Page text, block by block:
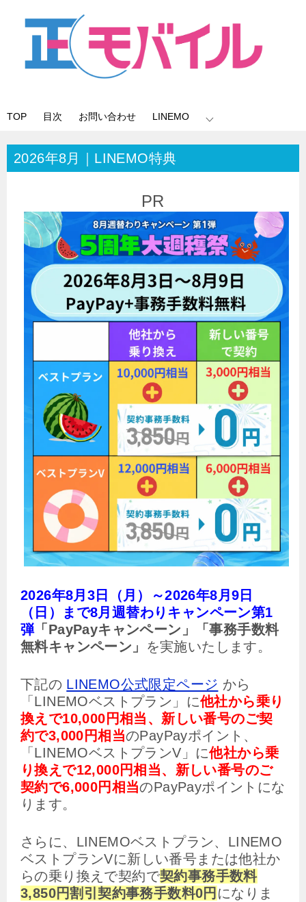
TOP 目次 お問い合わせ LINEMO
2026年8月｜LINEMO特典
PR
2026年8月3日（月）～2026年8月9日
（日）まで8月週替わりキャンペーン第1
弾「PayPayキャンペーン」「事務手数料
無料キャンペーン」
を実施いたします。
下記の LINEMO公式限定ページ から
「LINEMOベストプラン」に他社から乗り
換えで10,000円相当、新しい番号のご契
約で3,000円相当のPayPayポイント、
「LINEMOベストプランV」に他社から乗
り換えで12,000円相当、新しい番号のご
契約で6,000円相当のPayPayポイントにな
ります。
さらに、LINEMOベストプラン、LINEMO
ベストプランVに新しい番号または他社か
らの乗り換えで契約で契約事務手数料
3,850円割引契約事務手数料0円 になりま